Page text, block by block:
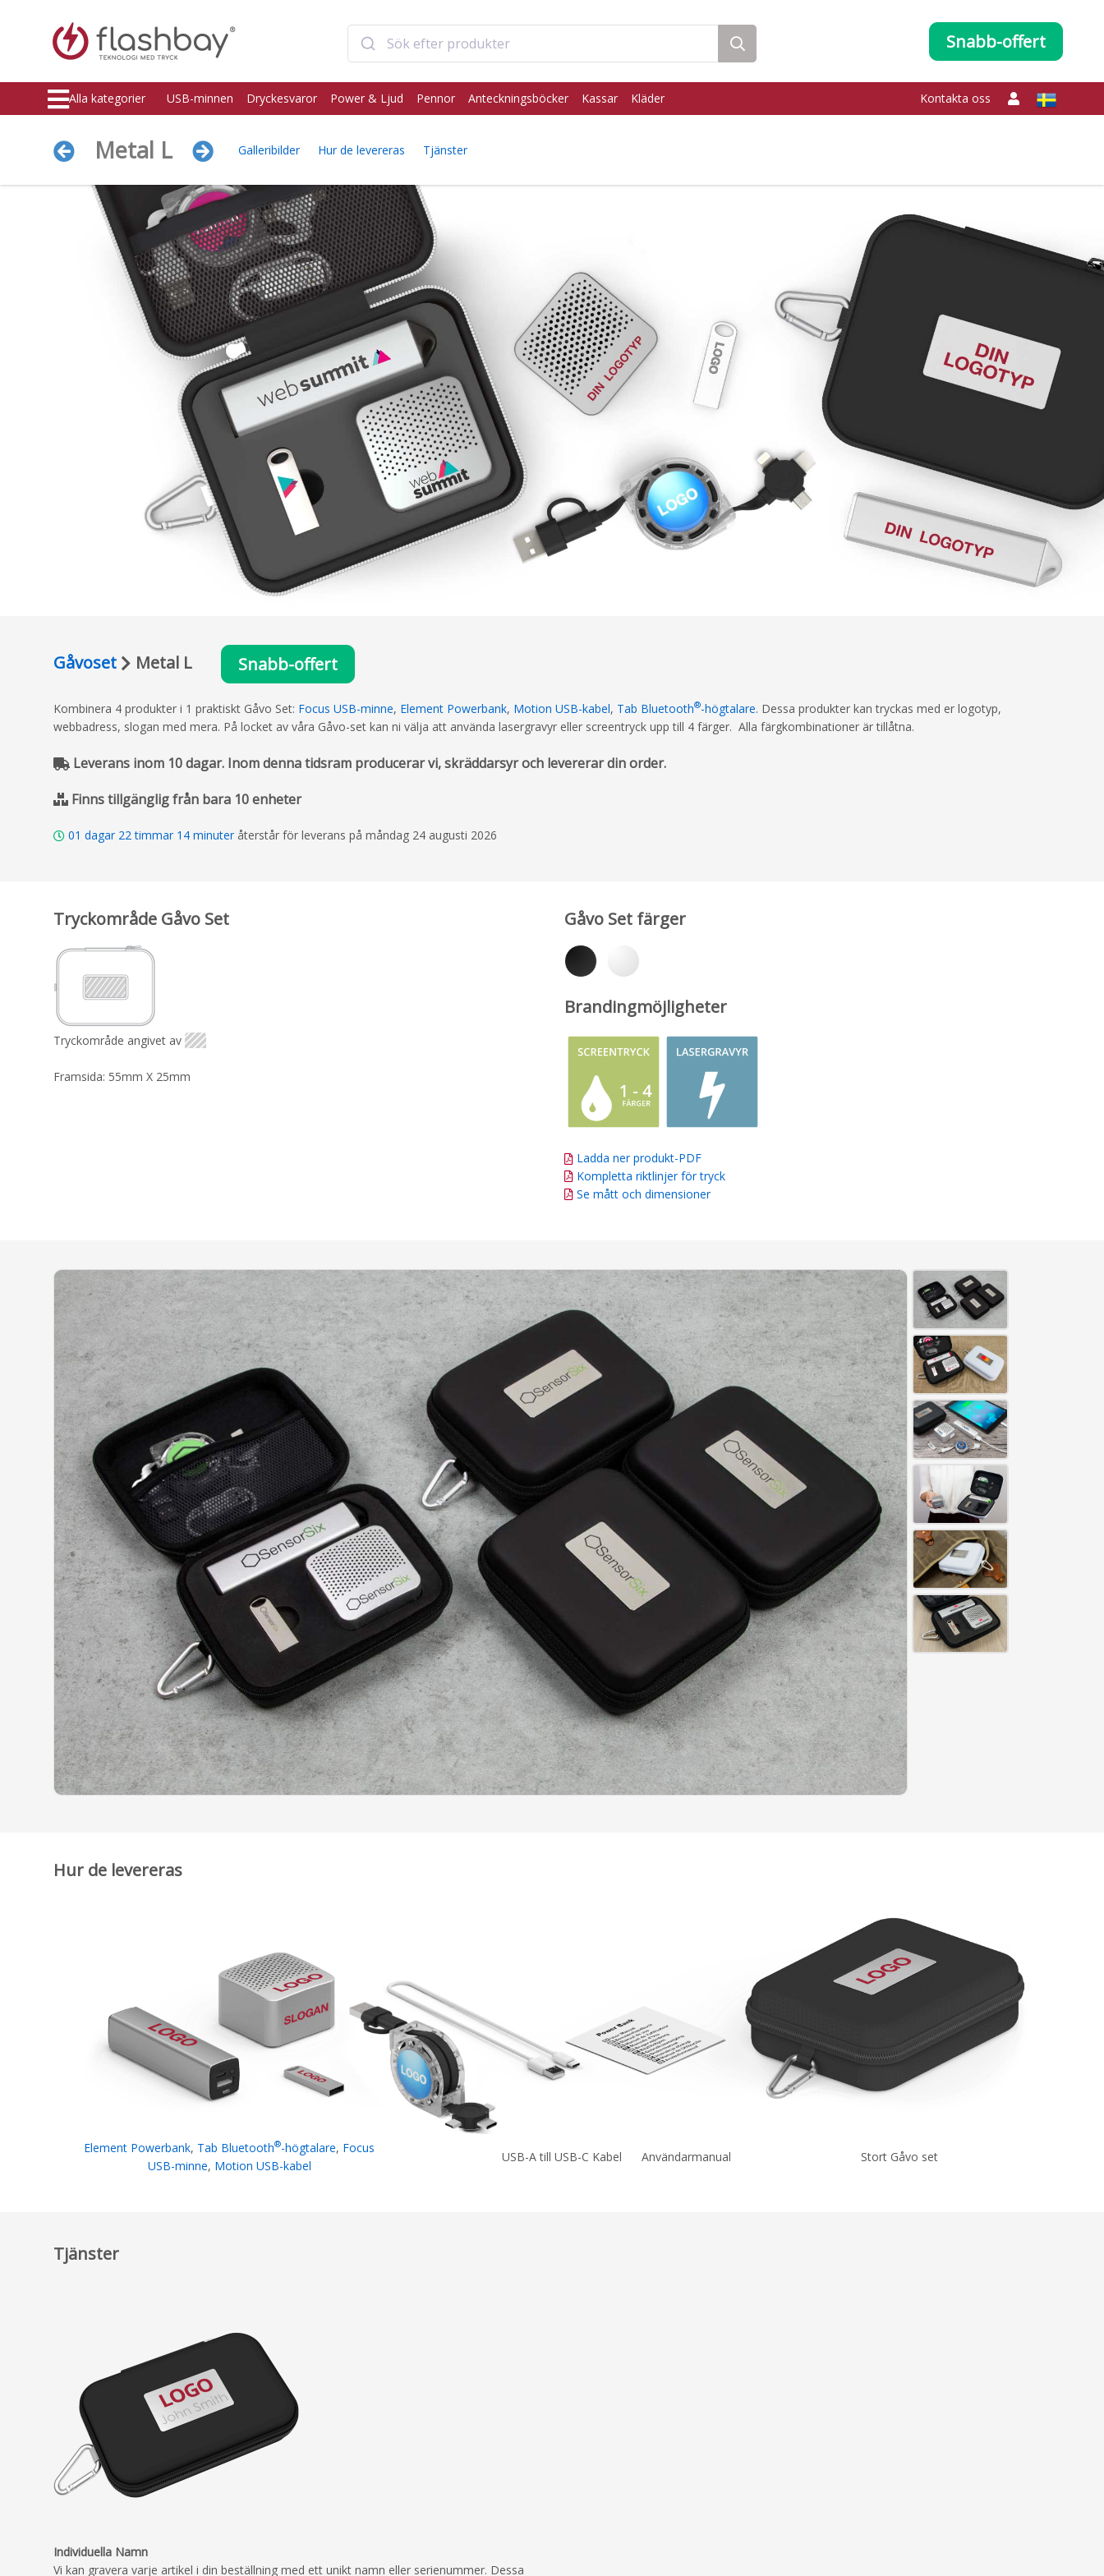
Snabb-offert
Alla kategorier USB-minnen Dryckesvaror Power & Ljud Pennor Anteckningsböcker Kassar Kläder Kontakta oss
Metal L Galleribilder Hur de levereras Tjänster
Gåvoset Metal L Snabb-offert
Kombinera 4 produkter i 1 praktiskt Gåvo Set: Focus USB-minne, Element Powerbank, Motion USB-kabel, Tab Bluetooth®-högtalare. Dessa produkter kan tryckas med er logotyp,
webbadress, slogan med mera. På locket av våra Gåvo-set kan ni välja att använda lasergravyr eller screentryck upp till 4 färger. Alla färgkombinationer är tillåtna.
Leverans inom 10 dagar. Inom denna tidsram producerar vi, skräddarsyr och levererar din order.
Finns tillgänglig från bara 10 enheter
01 dagar 22timmar 14 minuter återstår för leverans på måndag 24 augusti 2026
Tryckområde Gåvo Set
Tryckområde angivet av
Framsida: 55mm X 25mm
Gåvo Set färger
Brandingmöjligheter
Ladda ner produkt-PDF
Kompletta riktlinjer för tryck
Se mått och dimensioner
Hur de levereras
Element Powerbank, Tab Bluetooth®-högtalare, Focus
USB-minne, Motion USB-kabel
USB-A till USB-C Kabel Användarmanual Stort Gåvo set
Tjänster
Individuella Namn
Vi kan gravera varje artikel i din beställning med ett unikt namn eller serienummer. Dessa